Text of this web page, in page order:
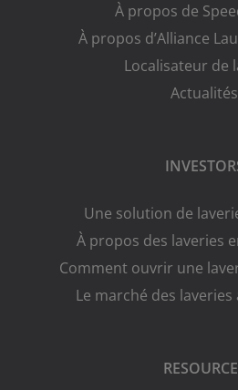
À propos de
À propos d’Alliance
Localisateur de
Actualités
Une solution de
À propos des laveries
Comment ouvrir une
Le marché des